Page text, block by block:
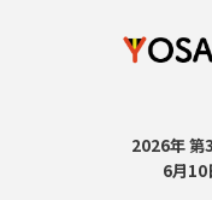
2026年 第
6月10